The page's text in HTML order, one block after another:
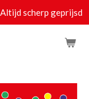
Altijd scherp geprijsd